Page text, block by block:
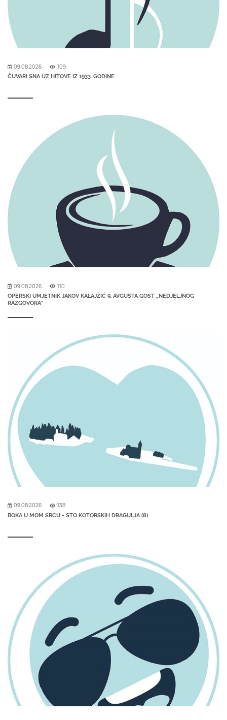
09.08.2026 109
ČUVARI SNA UZ HITOVE IZ 1933. GODINE
09.08.2026 110
OPERSKI UMJETNIK JAKOV KALAJŽIĆ 9. AVGUSTA GOST „NEDJELJNOG
RAZGOVORA“
09.08.2026 138
BOKA U MOM SRCU - STO KOTORSKIH DRAGULJA (8)